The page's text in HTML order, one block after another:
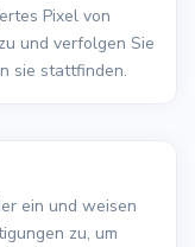
Pixel von
und verfolgen Sie
sie stattfinden.
ein und weisen
zu, um